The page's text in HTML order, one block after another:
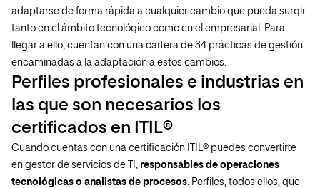
adaptarse de forma rápida a cualquier cambio que pueda surgir
tanto en el ámbito tecnológico como en el empresarial. Para
llegar a ello, cuentan con una cartera de 34 prácticas de gestión
encaminadas a la adaptación a estos cambios.
Perfiles profesionales e industrias en
las que son necesarios los
certificados en ITIL®
Cuando cuentas con una certificación ITIL® puedes convertirte
en gestor de servicios de TI, responsables de operaciones
tecnológicas o analistas de procesos. Perfiles, todos ellos, que